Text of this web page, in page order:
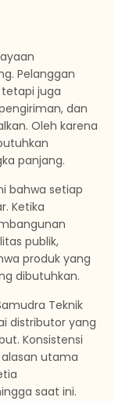
Pelanggan
juga
dan
Oleh karena
panjang.
bahwa setiap
Ketika
publik,
produk yang
dibutuhkan.
Teknik
distributor yang
Konsistensi
utama
saat ini.